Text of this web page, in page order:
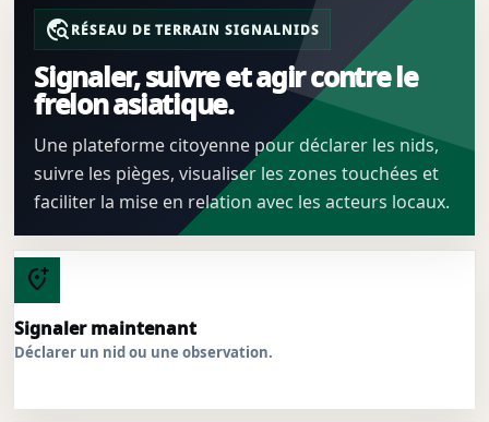
travel_exploreRÉSEAU DE TERRAIN SIGNALNIDS
Signaler, suivre et agir contre le
frelon asiatique.
Une plateforme citoyenne pour déclarer les nids,
suivre les pièges, visualiser les zones touchées et
faciliter la mise en relation avec les acteurs locaux.
add_location_alt
Signaler maintenant
Déclarer un nid ou une observation.